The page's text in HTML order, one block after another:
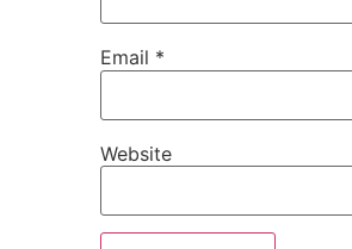
Email *
Website